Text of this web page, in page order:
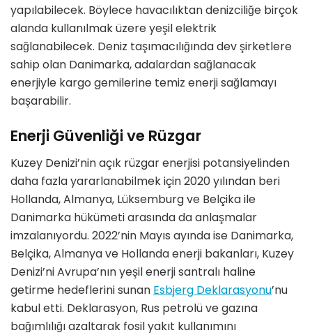
yapılabilecek. Böylece havacılıktan denizciliğe birçok
alanda kullanılmak üzere yeşil elektrik
sağlanabilecek. Deniz taşımacılığında dev şirketlere
sahip olan Danimarka, adalardan sağlanacak
enerjiyle kargo gemilerine temiz enerji sağlamayı
başarabilir.
Enerji Güvenliği ve Rüzgar
Kuzey Denizi’nin açık rüzgar enerjisi potansiyelinden
daha fazla yararlanabilmek için 2020 yılından beri
Hollanda, Almanya, Lüksemburg ve Belçika ile
Danimarka hükümeti arasında da anlaşmalar
imzalanıyordu. 2022’nin Mayıs ayında ise Danimarka,
Belçika, Almanya ve Hollanda enerji bakanları, Kuzey
Denizi’ni Avrupa’nın yeşil enerji santralı haline
getirme hedeflerini sunan Esbjerg Deklarasyonu’nu
kabul etti. Deklarasyon, Rus petrolü ve gazına
bağımlılığı azaltarak fosil yakıt kullanımını